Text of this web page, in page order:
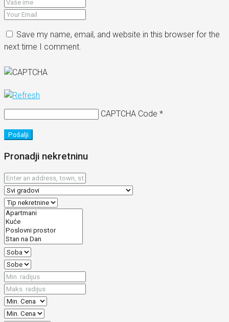
Save my name, email, and website in this browser for the
next time I comment.
CAPTCHA Code *
Pošalji
Pronadji nekretninu